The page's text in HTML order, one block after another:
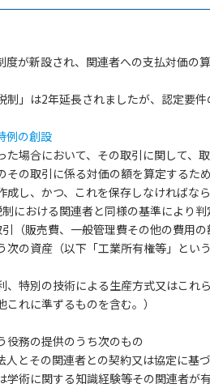
が新設され、関連者への支払対価
制」は2年延長されましたが、認定要
例の創設
場合において、その取引に関して
の取引に係る対価の額を算定する
成し、かつ、これを保存しなければな
における関連者と同様の基準により判
（販売費、一般管理費その他の費用
の資産（以下「工業所有権等」とい
特別の技術による生産方式又はこれ
れに準ずるものを含む。）
務の提供のうち次のもの
とその関連者との契約又は協定に基
学術に関する知識経験等その関連者